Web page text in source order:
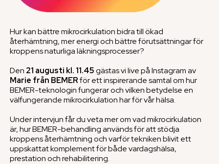
Hur kan bättre mikrocirkulation bidra till ökad
återhämtning, mer energi och bättre förutsättningar för
kroppens naturliga läkningsprocesser?
Den 21 augusti kl. 11.45gästas vi live på Instagram av
Marie från BEMERför ett inspirerande samtal om hur
BEMER-teknologin fungerar och vilken betydelse en
välfungerande mikrocirkulation har för vår hälsa.
Under intervjun får du veta mer om vad mikrocirkulation
är, hur BEMER-behandling används för att stödja
kroppens återhämtning och varför tekniken blivit ett
uppskattat komplement för både vardagshälsa,
prestation och rehabilitering.